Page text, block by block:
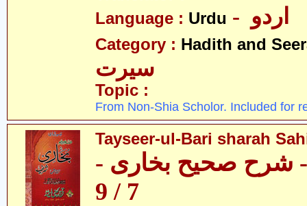
Language : Urdu
Category : Hadith and
سیرت
Topic :
From Non-Shia Scholor. Included for
Tayseer-ul-Bari sharah
- شرح صحیح بخاری -
7 / 9